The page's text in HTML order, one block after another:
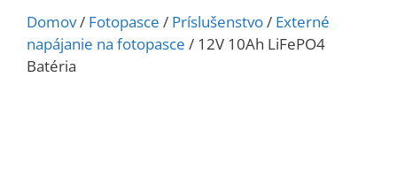
Domov/ Fotopasce / Príslušenstvo/ Externé
napájanie na fotopasce / 12V 10Ah LiFePO4
Batéria